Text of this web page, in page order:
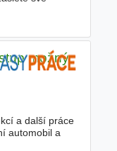
možný
a další práce
automobil a